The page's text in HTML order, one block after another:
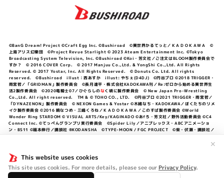
This website uses cookies
This site uses cookies. For more details, please see our Privacy Policy.
✕
©BanG Dream! Project ©Craft Egg Inc. ©Bushiroad ©異世界かるてっと／ＫＡＤＯＫＡＷＡ ©
上海アリス幻樂団 ©Project Revue Starlight © 2023 Ateam Entertainment Inc. ©Tokyo
Broadcasting System Television, Inc. ©Bushiroad ©Koi・芳文社／ご注文はBLOOM製作委員会で
すか？ © 2016 COVER Corp. © 2017 Manjuu Co.,Ltd. & YongShi Co.,Ltd. All Rights
Reserved. © 2017 Yostar, Inc. All Rights Reserved. © Donuts Co. Ltd. All rights
reserved. ©Bushiroad illust：西あすか illust: やちぇ(D4DJ) ©円谷プロ ©2018 TRIGGER・
雨宮哲／「GRIDMAN」製作委員会 ©長月達平・株式会社KADOKAWA刊／Re:ゼロから始める異世界生
活2製作委員会 ©2020竜騎士07／ひぐらしのなく頃に製作委員会 © New Japan Pro-Wrestling
Co.,Ltd. All right reserved. TM & © TOHO CO., LTD. ©円谷プロ ©2021 TRIGGER・雨宮哲／
「DYNAZENON」製作委員会 © NEXON Games & Yostar ©木緒なち・KADOKAWA／ぼくたちのリメ
イク製作委員会 ©2016 暁なつめ・三嶋くろね／ＫＡＤＯＫＡＷＡ／このすば製作委員会 ©World
Wonder Ring STARDOM © VISUAL ARTS/Key/KAGINADO ©あfろ・芳文社／野外活動委員会 ©C4
Connect Inc. ©てっぺんグランプリ実行委員会 ©Spider Lily／アニプレックス・ABCアニメーショ
ン・BS11 ©福本伸行／講談社 ®KODANSHA ©TYPE-MOON / FGC PROJECT ©柴・伏瀬・講談社／
©中村力斗・野澤ゆき子／集英社・君のことが大大大大大好きな製作委員会 ©IIS-P／ぽんのみち製作委
員会 ©円谷プロ ©2023 TRIGGER・雨宮哲／「劇場版グリッドマンユニバース」製作委員会 © NEXON
Games／アビドス商店街 ©プロジェクトラブライブ！蓮ノ空女学院スクールアイドルクラブ ©「勇気爆
発バーンブレイバーン」製作委員会